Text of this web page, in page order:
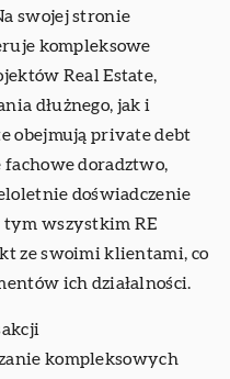
swojej stronie
kompleksowe
Real Estate,
dłużnego, jak i
obejmują private debt
doradztwo,
doświadczenie
wszystkim RE
ze swoimi klientami, co
ich działalności.
kompleksowych